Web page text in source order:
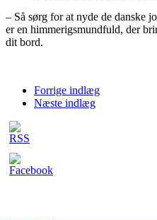
– Så sørg for at nyde de danske
er en himmerigsmundfuld, der
dit bord.
Forrige indlæg
Næste indlæg